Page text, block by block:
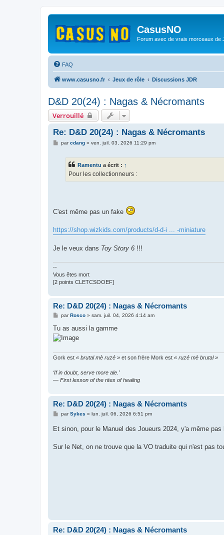
CasusNO
Forum avec de vrais morceaux de
FAQ
www.casusno.fr Jeux de rôle Discussions JDR
D&D 20(24) : Nagas & Nécromants
Verrouillé
Re: D&D 20(24) : Nagas & Nécromants
Mparcdang» ven. juil. 03, 2026 11:29 pm
Ramentu a écrit : ↑
Pour les collectionneurs :
C'est même pas un fake
https://shop.wizkids.com/products/d-d-i ... -miniature
Je le veux dans Toy Story 6 !!!
--
Vous êtes mort
[2 points CLETCSOOEF]
Re: D&D 20(24) : Nagas & Nécromants
M
s
s
a
par Rosco» sam. juil. 04, 2026 4:14 am
Tu as aussi la gamme
Gork est « brutal mè ruzé » et son frère Mork est « ruzé mè brutal »
‘If in doubt, serve more ale.’
— First lesson of the rites of healing
Re: D&D 20(24) : Nagas & Nécromants
M
s
e
parSykes » lun. juil. 06, 2026 6:51 pm
Et sinon, pour le Manuel des Joueurs 2024, y'a même
Sur le Net, on ne trouve que la VO traduite qui n'est pas
Re: D&D 20(24) : Nagas & Nécromants